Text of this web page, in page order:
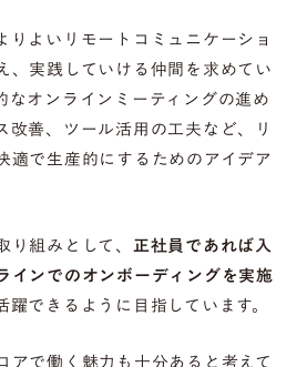
りよいリモートコミュニケーショ
、実践していける仲間を求めてい
なオンラインミーティングの進め
善、ツール活用の工夫など、リ
適で生産的にするためのアイデア
組みとして、 正社員であれば入
インでのオンボーディングを実施
できるように目指しています。